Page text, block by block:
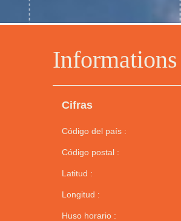
Informations
Cifras
Código del país :
Código postal :
Latitud :
Longitud :
Huso horario :